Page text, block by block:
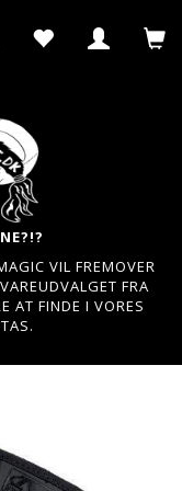
VIL FREMOVER
FRA
AT FINDE I VORES